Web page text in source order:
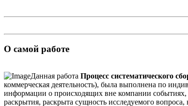
О самой работе
Данная работа Процесс систематического
коммерческая деятельность), была выполнена по
информации о происходящих вне компании событиях,
раскрытия, раскрыта сущность исследуемого